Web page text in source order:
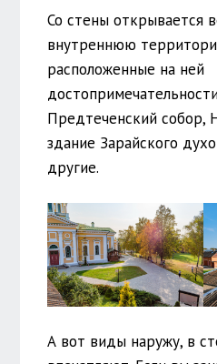
Со стены открывается
внутреннюю
расположенные на ней
Предтеченский собор,
здание Зарайского
другие.
А вот виды наружу, в